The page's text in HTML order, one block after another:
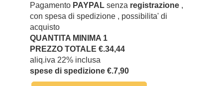
Pagamento PAYPAL senza registrazione ,
con spesa di spedizione , possibilita' di
acquisto
QUANTITA MINIMA 1
PREZZO TOTALE €.34,44
aliq.iva 22% inclusa
spese di spedizione €.7,90